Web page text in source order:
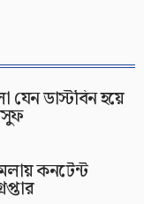
যেন ডাস্টবিন হয়ে
কনটেন্ট